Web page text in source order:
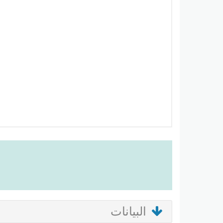
البيانات